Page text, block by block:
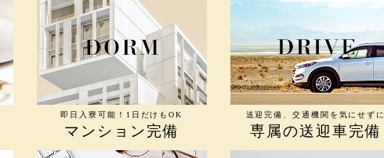
即日入寮可能！1日だけもOK
マンション完備
送迎完備、交通機関を気にせずに
専属の送迎車完備